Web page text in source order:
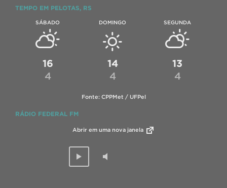
TEMPO EM PELOTAS, RS
SÁBADO
16
4
DOMINGO
14
4
SEGUNDA
13
4
Fonte: CPPMet / UFPel
RÁDIO FEDERAL FM
Abrir em uma nova janela